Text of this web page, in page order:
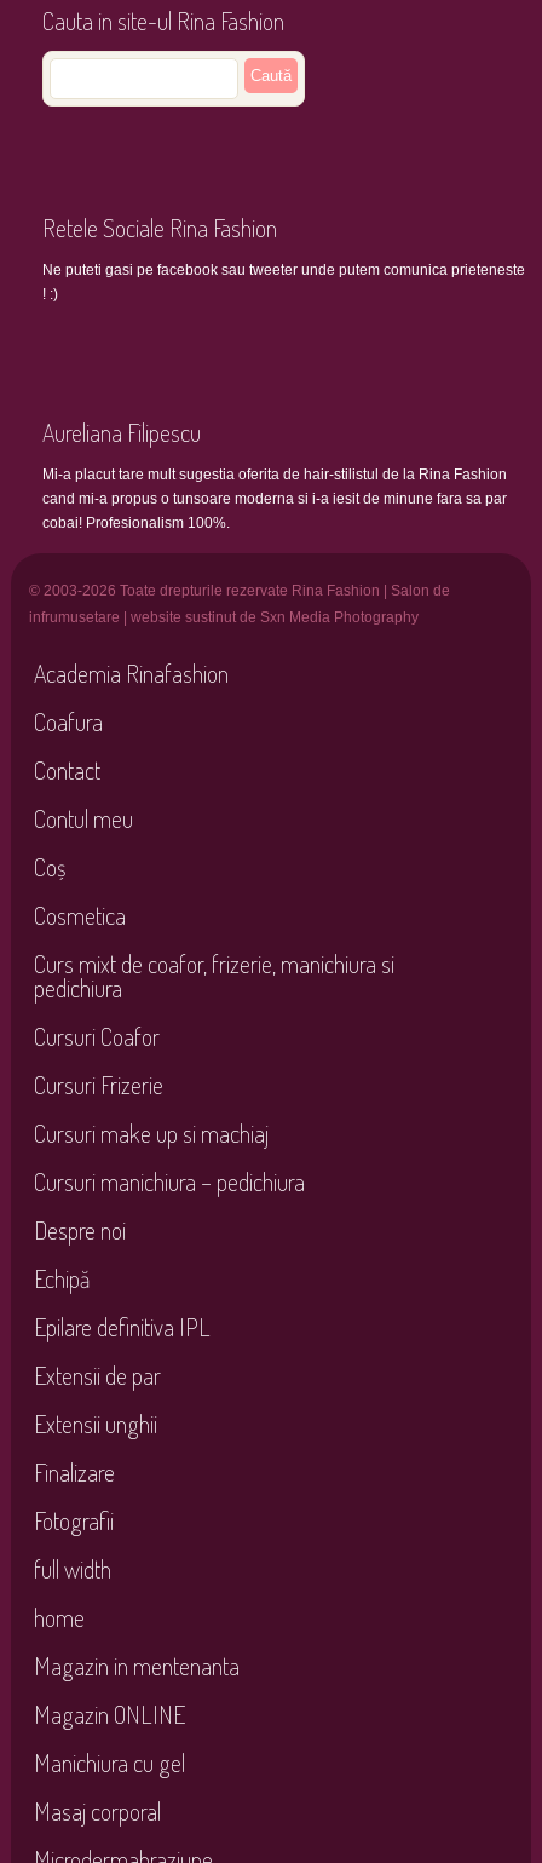
Cauta in site-ul Rina Fashion
Retele Sociale Rina Fashion
Ne puteti gasi pe facebook sau tweeter unde putem comunica prieteneste
! :)
Aureliana Filipescu
Mi-a placut tare mult sugestia oferita de hair-stilistul de la Rina Fashion
cand mi-a propus o tunsoare moderna si i-a iesit de minune fara sa par
cobai! Profesionalism 100%.
© 2003-2026 Toate drepturile rezervate Rina Fashion | Salon de
infrumusetare | website sustinut de Sxn Media Photography
Academia Rinafashion
Coafura
Contact
Contul meu
Coș
Cosmetica
Curs mixt de coafor, frizerie, manichiura si
pedichiura
Cursuri Coafor
Cursuri Frizerie
Cursuri make up si machiaj
Cursuri manichiura – pedichiura
Despre noi
Echipă
Epilare definitiva IPL
Extensii de par
Extensii unghii
Finalizare
Fotografii
full width
home
Magazin in mentenanta
Magazin ONLINE
Manichiura cu gel
Masaj corporal